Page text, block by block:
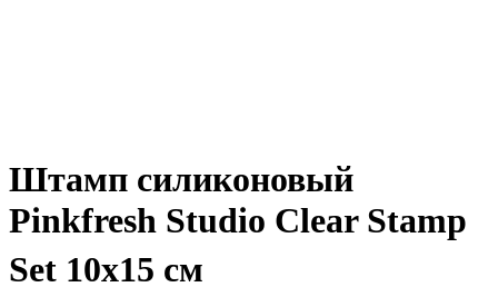
Штамп силиконовый
Pinkfresh Studio Clear Stamp
Set 10х15 см